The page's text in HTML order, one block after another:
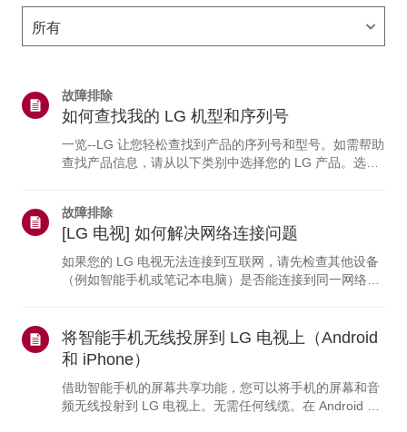
故障排除
如何查找我的 LG 机型和序列号
一览--LG 让您轻松查找到产品的序列号和型号。如需帮助
查找产品信息，请从以下类别中选择您的 LG 产品。选择
号可在以下位置找到：• 设备背面• 您也可以在电视上查看
详细信息：点击“主页”按钮 > 选择“设置”（或“配置”） >选
择“支持菜单” > 突出显示“产品/服务信息” >“请按‘确定’按
钮。”蓝光与DVD播放器型号和/或序列号可在以下位置找
到：DVD 或蓝光播...
故障排除
[LG 电视] 如何解决网络连接问题
如果您的 LG 电视无法连接到互联网，请先检查其他设备
（例如智能手机或笔记本电脑）是否能连接到同一网络。
是网络设置有问题，或者您的电视需要维修。此外，如果
[网络连接] 下未显示任何网络名称，请联系 LG 客户支持
以获取进一步帮助。为什么我的 LG 电视无法连接到互联
网？-------------------- * 路由器可能已关闭，或者您的互联
网服务提供商（ISP）可能出现...
将智能手机无线投屏到 LG 电视上（Android
和 iPhone）
借助智能手机的屏幕共享功能，您可以将手机的屏幕和音
频无线投射到 LG 电视上。无需任何线缆。在 Android 设